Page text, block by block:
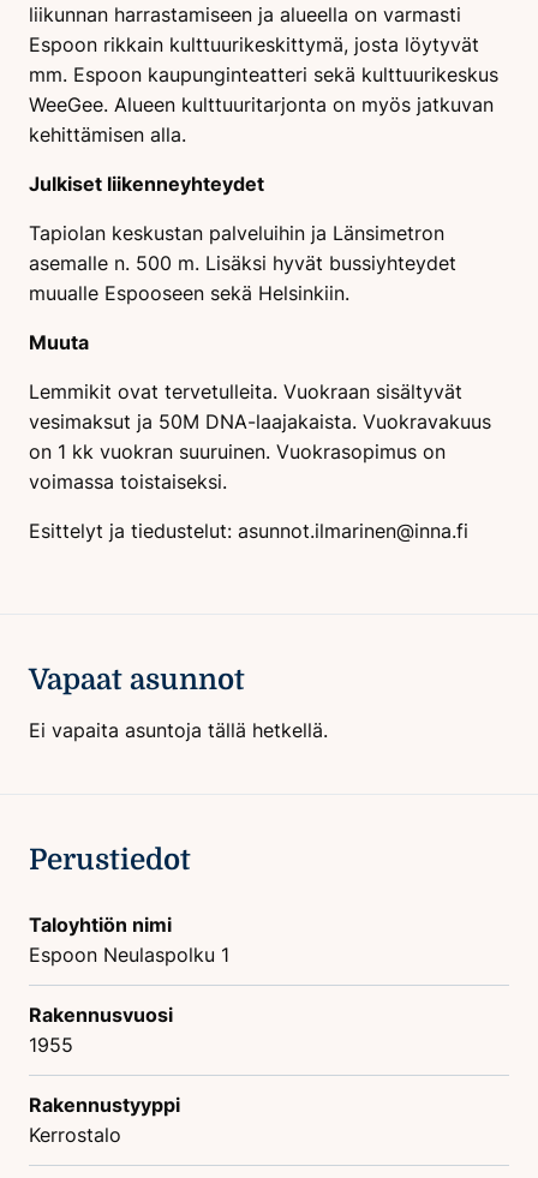
liikunnan harrastamiseen ja alueella on varmasti
Espoon rikkain kulttuurikeskittymä, josta löytyvät
mm. Espoon kaupunginteatteri sekä kulttuurikeskus
WeeGee. Alueen kulttuuritarjonta on myös jatkuvan
kehittämisen alla.
Julkiset liikenneyhteydet
Tapiolan keskustan palveluihin ja Länsimetron
asemalle n. 500 m. Lisäksi hyvät bussiyhteydet
muualle Espooseen sekä Helsinkiin.
Muuta
Lemmikit ovat tervetulleita. Vuokraan sisältyvät
vesimaksut ja 50M DNA-laajakaista. Vuokravakuus
on 1 kk vuokran suuruinen. Vuokrasopimus on
voimassa toistaiseksi.
Esittelyt ja tiedustelut: asunnot.ilmarinen@inna.fi
Vapaat asunnot
Ei vapaita asuntoja tällä hetkellä.
Perustiedot
Taloyhtiön nimi
Espoon Neulaspolku 1
Rakennusvuosi
1955
Rakennustyyppi
Kerrostalo